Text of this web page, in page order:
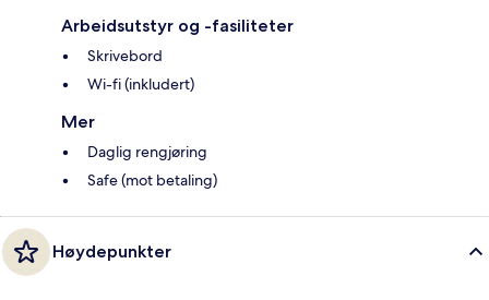
Arbeidsutstyr og -fasiliteter
Skrivebord
Wi-fi (inkludert)
Mer
Daglig rengjøring
Safe (mot betaling)
Høydepunkter